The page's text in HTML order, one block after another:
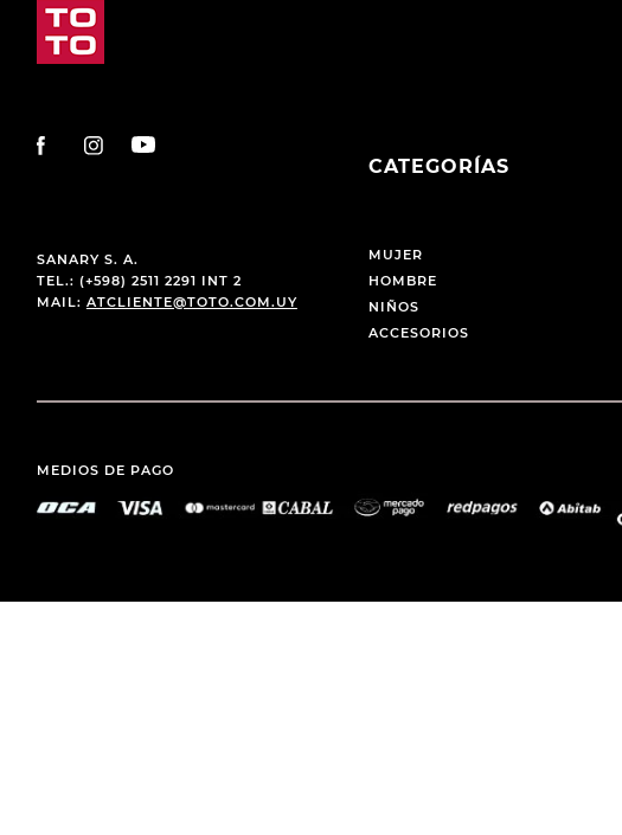
SANARY S. A.
TEL.: (+598) 2511 2291 INT 2
MAIL: ATCLIENTE@TOTO.COM.UY
CATEGORÍAS
MUJER
HOMBRE
NIÑOS
ACCESORIOS
MEDIOS DE PAGO